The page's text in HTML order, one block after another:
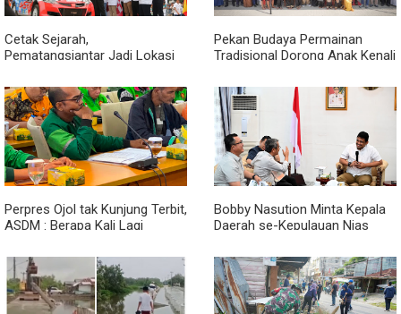
Cetak Sejarah,
Pematangsiantar Jadi Lokasi
2026
Pekan Budaya Permainan
Tradisional Dorong Anak Kenali
Ketergantungan Gadget
Perpres Ojol tak Kunjung Terbit,
ASDM : Berapa Kali Lagi
Janji?
Bobby Nasution Minta Kepala
Daerah se-Kepulauan Nias